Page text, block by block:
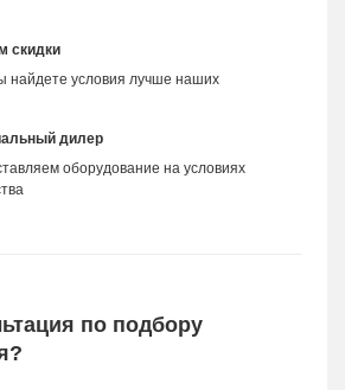
скидки
найдете условия лучше наших
дилер
оборудование на условиях
по подбору